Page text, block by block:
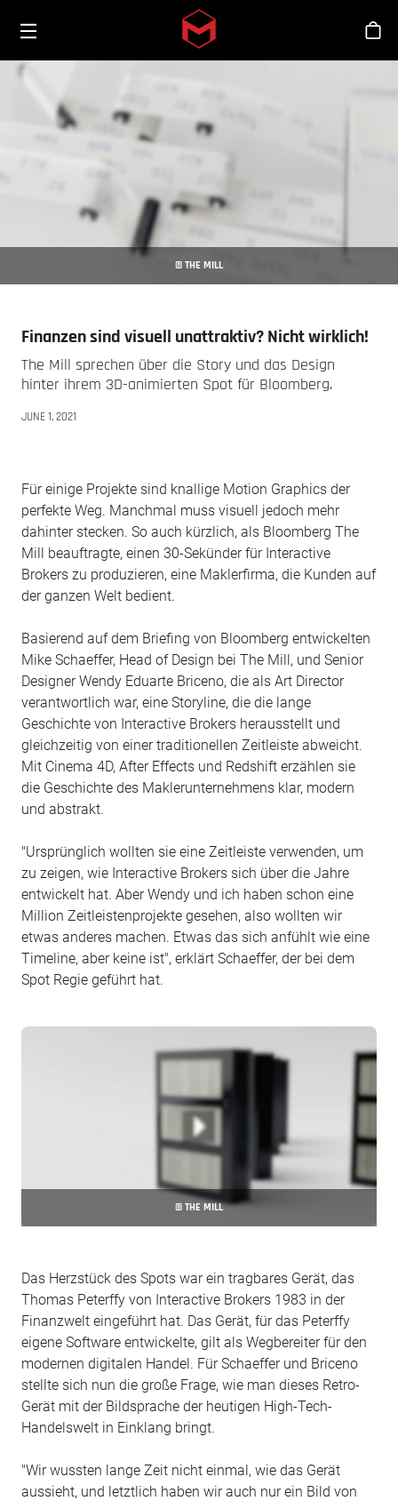
Skip to main content
© THE MILL
Finanzen sind visuell unattraktiv? Nicht wirklich!
The Mill sprechen über die Story und das Design
hinter ihrem 3D-animierten Spot für Bloomberg.
JUNE 1, 2021
Für einige Projekte sind knallige Motion Graphics der
perfekte Weg. Manchmal muss visuell jedoch mehr
dahinter stecken. So auch kürzlich, als Bloomberg The
Mill beauftragte, einen 30-Sekünder für Interactive
Brokers zu produzieren, eine Maklerfirma, die Kunden auf
der ganzen Welt bedient.
Basierend auf dem Briefing von Bloomberg entwickelten
Mike Schaeffer, Head of Design bei The Mill, und Senior
Designer Wendy Eduarte Briceno, die als Art Director
verantwortlich war, eine Storyline, die die lange
Geschichte von Interactive Brokers herausstellt und
gleichzeitig von einer traditionellen Zeitleiste abweicht.
Mit Cinema 4D, After Effects und Redshift erzählen sie
die Geschichte des Maklerunternehmens klar, modern
und abstrakt.
"Ursprünglich wollten sie eine Zeitleiste verwenden, um
zu zeigen, wie Interactive Brokers sich über die Jahre
entwickelt hat. Aber Wendy und ich haben schon eine
Million Zeitleistenprojekte gesehen, also wollten wir
etwas anderes machen. Etwas das sich anfühlt wie eine
Timeline, aber keine ist", erklärt Schaeffer, der bei dem
Spot Regie geführt hat.
© THE MILL
Das Herzstück des Spots war ein tragbares Gerät, das
Thomas Peterffy von Interactive Brokers 1983 in der
Finanzwelt eingeführt hat. Das Gerät, für das Peterffy
eigene Software entwickelte, gilt als Wegbereiter für den
modernen digitalen Handel. Für Schaeffer und Briceno
stellte sich nun die große Frage, wie man dieses Retro-
Gerät mit der Bildsprache der heutigen High-Tech-
Handelswelt in Einklang bringt.
"Wir wussten lange Zeit nicht einmal, wie das Gerät
aussieht, und letztlich haben wir auch nur ein Bild von